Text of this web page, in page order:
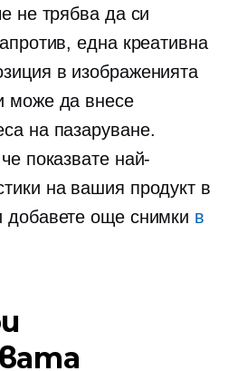
не трябва да си
една креативна
в изображенията
може да внесе
на пазаруване.
показвате най-
на вашия продукт в
добавете още снимки в